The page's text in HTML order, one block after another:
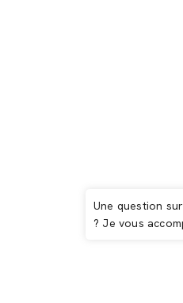
Biarritz : Guide
basque entre océan,
Une question
? Je vous